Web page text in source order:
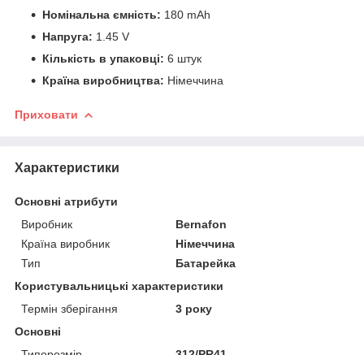
Номінальна ємність: 180 mAh
Напруга: 1.45 V
Кількість в упаковці: 6 штук
Країна виробництва: Німеччина
Приховати
Характеристики
Основні атрибути
Виробник
Bernafon
Країна виробник
Німеччина
Тип
Батарейка
Користувальницькі характеристики
Термін зберігання
3 року
Основні